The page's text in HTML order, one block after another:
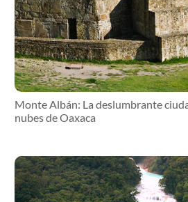
Monte Albán: La deslumbrante
nubes de Oaxaca